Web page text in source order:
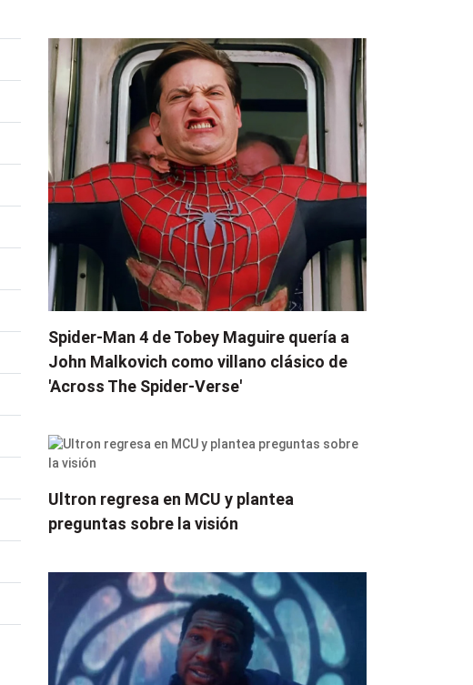
Spider-Man 4 de Tobey Maguire quería a
John Malkovich como villano clásico de
'Across The Spider-Verse'
Ultron regresa en MCU y plantea
preguntas sobre la visión